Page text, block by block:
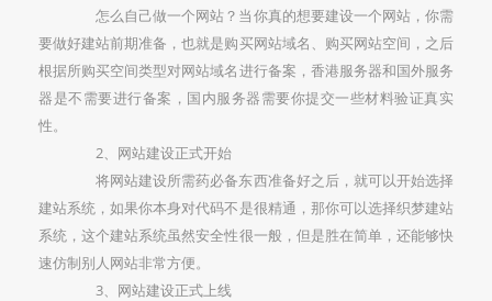
怎么自己做一个网站？当你真的想要建设一个网站，你需
要做好建站前期准备，也就是购买网站域名、购买网站空间，之后
根据所购买空间类型对网站域名进行备案，香港服务器和国外服务
器是不需要进行备案，国内服务器需要你提交一些材料验证真实
性。
2、网站建设正式开始
将网站建设所需药必备东西准备好之后，就可以开始选择
建站系统，如果你本身对代码不是很精通，那你可以选择织梦建站
系统，这个建站系统虽然安全性很一般，但是胜在简单，还能够快
速仿制别人网站非常方便。
3、网站建设正式上线